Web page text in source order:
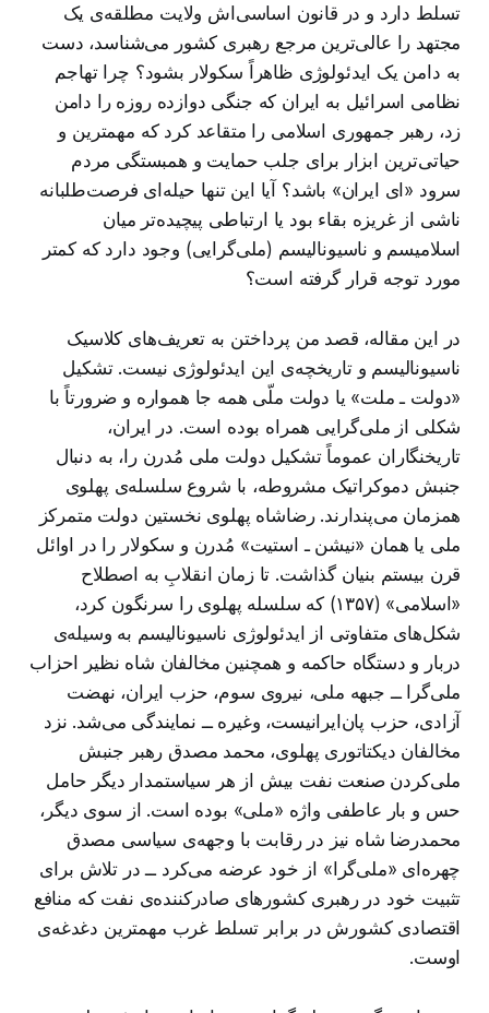
تسلط دارد و در قانون اساسی‌اش ولایت مطلقه‌ی یک
مجتهد را عالی‌ترین مرجع رهبری کشور می‌شناسد، دست
به دامن یک ایدئولوژی ظاهراً سکولار بشود؟ چرا تهاجم
نظامی اسرائیل به ایران که جنگی دوازده روزه را دامن
زد، رهبر جمهوری اسلامی را متقاعد کرد که مهمترین و
حیاتی‌ترین ابزار برای جلب حمایت و همبستگی مردم
سرود «ای ایران» باشد؟ آیا این تنها حیله‌ای فرصت‌طلبانه
ناشی از غریزه بقاء بود یا ارتباطی پیچیده‌تر میان
اسلامیسم و ناسیونالیسم (ملی‌گرایی) وجود دارد که کمتر
مورد توجه قرار گرفته است؟
در این مقاله، قصد من پرداختن به تعریف‌های کلاسیک
ناسیونالیسم و تاریخچه‌ی این ایدئولوژی نیست. تشکیل
«دولت ـ ملت» یا دولت ملّی همه جا همواره و ضرورتاً با
شکلی از ملی‌گرایی همراه بوده است. در ایران،
تاریخنگاران عموماً تشکیل دولت ملی مُدرن را، به دنبال
جنبش دموکراتیک مشروطه، با شروع سلسله‌ی پهلوی
همزمان می‌پندارند. رضاشاه پهلوی نخستین دولت متمرکز
ملی یا همان «نیشن ـ استیت» مُدرن و سکولار را در اوائل
قرن بیستم بنیان گذاشت. تا زمان انقلابِ به اصطلاح
«اسلامی» (۱۳۵۷) که سلسله پهلوی را سرنگون کرد،
شکل‌های متفاوتی از ایدئولوژی ناسیونالیسم به وسیله‌ی
دربار و دستگاه حاکمه و همچنین مخالفان شاه نظیر احزاب
ملی‌گرا ــ جبهه ملی، نیروی سوم، حزب ایران، نهضت
آزادی، حزب پان‌ایرانیست، وغیره ــ نمایندگی می‌شد. نزد
مخالفان دیکتاتوری پهلوی، محمد مصدق رهبر جنبش
ملی‌کردن صنعت نفت بیش از هر سیاستمدار دیگر حامل
حس و بار عاطفی واژه «ملی» بوده است. از سوی دیگر،
محمدرضا شاه نیز در رقابت با وجهه‌ی سیاسی مصدق
چهره‌ای «ملی‌گرا» از خود عرضه می‌کرد ــ در تلاش برای
تثبیت خود در رهبری کشورهای صادرکننده‌ی نفت که منافع
اقتصادی کشورش در برابر تسلط غرب مهمترین دغدغه‌ی
اوست.